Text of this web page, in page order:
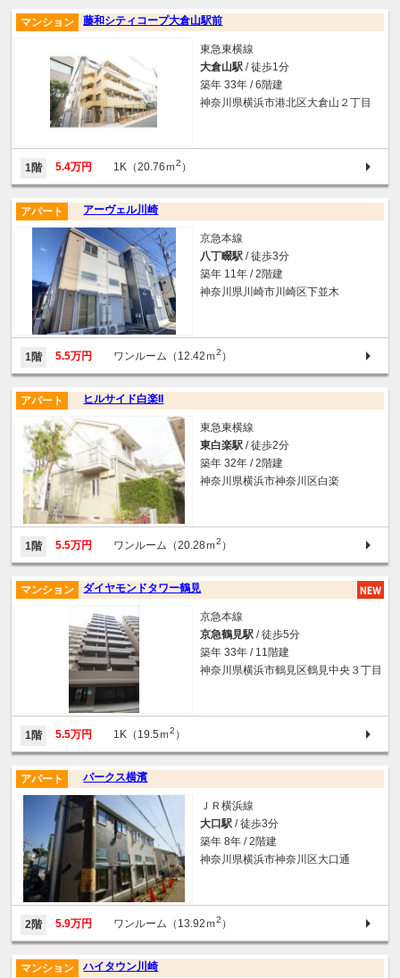
藤和シティコープ大倉山駅前
マンション
東急東横線
大倉山駅 / 徒歩1分
築年 33年 / 6階建
神奈川県横浜市港北区大倉山２丁目
1階 5.4万円 1K（20.76ｍ2 ）
アーヴェル川崎
アパート
京急本線
八丁畷駅 / 徒歩3分
築年 11年 / 2階建
神奈川県川崎市川崎区下並木
1階 5.5万円 ワンルーム（12.42ｍ2 ）
ヒルサイド白楽II
アパート
東急東横線
東白楽駅 / 徒歩2分
築年 32年 / 2階建
神奈川県横浜市神奈川区白楽
1階 5.5万円 ワンルーム（20.28ｍ2 ）
ダイヤモンドタワー鶴見
マンション
京急本線
京急鶴見駅 / 徒歩5分
築年 33年 / 11階建
神奈川県横浜市鶴見区鶴見中央３丁目
1階 5.5万円 1K（19.5ｍ2 ）
パークス横濱
アパート
ＪＲ横浜線
大口駅 / 徒歩3分
築年 8年 / 2階建
神奈川県横浜市神奈川区大口通
2階 5.9万円 ワンルーム（13.92ｍ2 ）
ハイタウン川崎
マンション